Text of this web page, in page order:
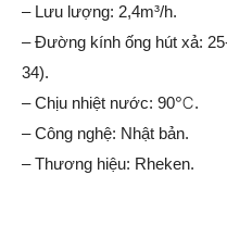
– Lưu lượng: 2,4m³/h.
– Đường kính ống hút xả:
34).
– Chịu nhiệt nước: 90℃.
– Công nghệ: Nhật bản.
– Thương hiệu: Rheken.